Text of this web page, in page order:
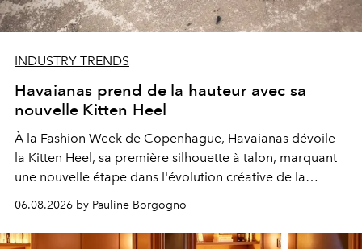
INDUSTRY TRENDS
Havaianas prend de la hauteur avec sa
nouvelle Kitten Heel
À la Fashion Week de Copenhague, Havaianas dévoile
la Kitten Heel, sa première silhouette à talon, marquant
une nouvelle étape dans l'évolution créative de la
06.08.2026 by Pauline Borgogno